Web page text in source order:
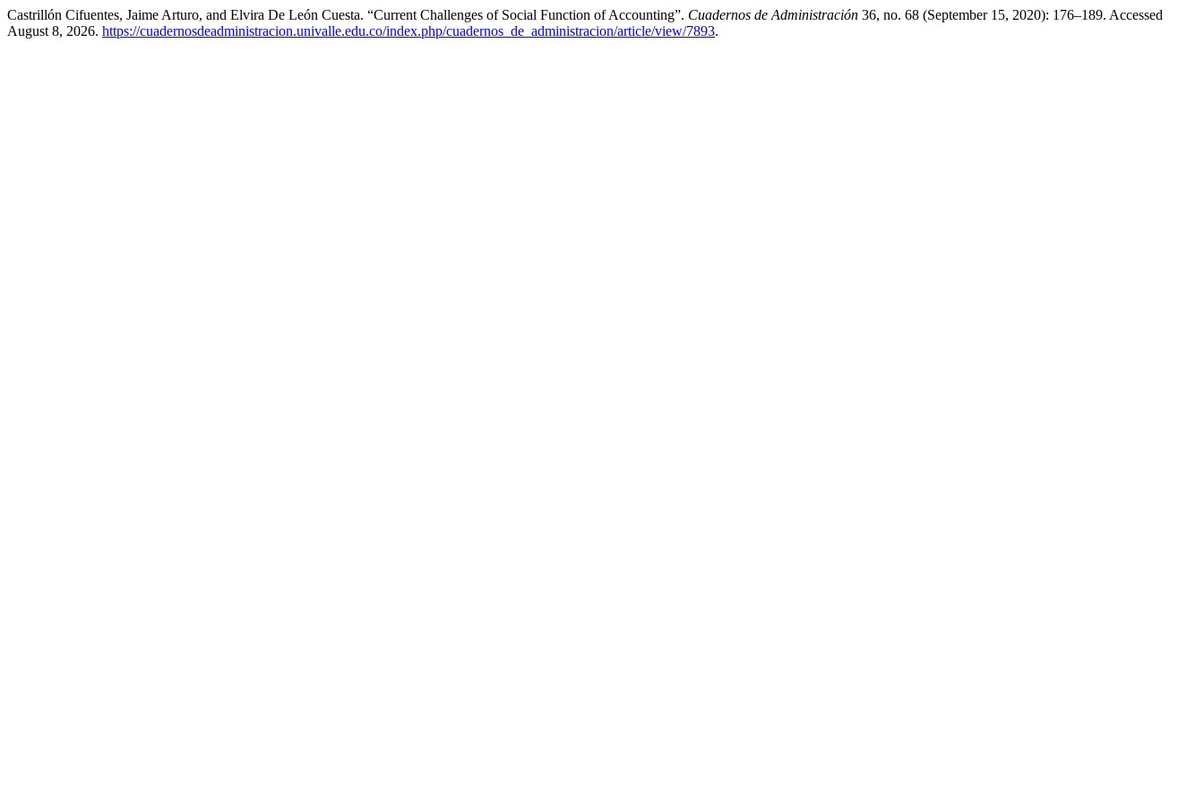
Castrillón Cifuentes, Jaime Arturo, and Elvira De León Cuesta. “Current Challenges of Social Function of Accounting”. Cuadernos de Administración 36, no. 68 (September 15, 2020): 176–189. Accessed
August 8, 2026. https://cuadernosdeadministracion.univalle.edu.co/index.php/cuadernos_de_administracion/article/view/7893.